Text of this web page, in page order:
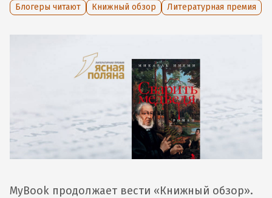
Блогеры читают Книжный обзор Литературная премия
MyBook продолжает вести «Книжный обзор».